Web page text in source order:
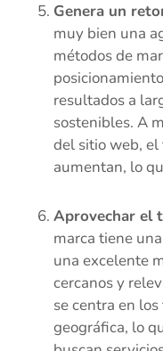
Genera un
muy bien una
métodos de
resultados a
sostenibles. A
del sitio web, el
aumentan, lo
Aprovechar el
marca tiene
una excelente
cercanos y
se centra en
geográfica, lo